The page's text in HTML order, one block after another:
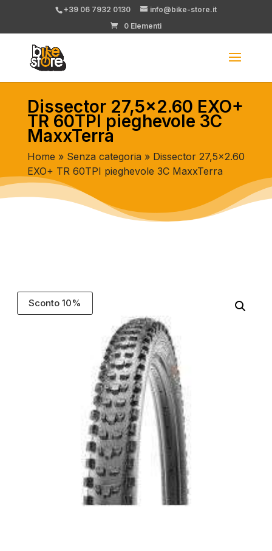
+39 06 7932 0130
info@bike-store.it
0 Elementi
Dissector 27,5×2.60 EXO+
TR 60TPI pieghevole 3C
MaxxTerra
Home » Senza categoria » Dissector 27,5×2.60
EXO+ TR 60TPI pieghevole 3C MaxxTerra
Sconto 10%